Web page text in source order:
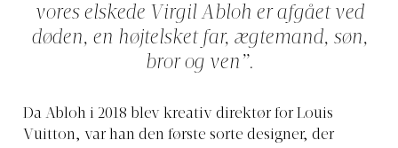
vores elskede Virgil Abloh er afgået ved
døden, en højtelsket far, ægtemand, søn,
bror og ven”.
Da Abloh i 2018 blev kreativ direktør for Louis
Vuitton, var han den første sorte designer, der